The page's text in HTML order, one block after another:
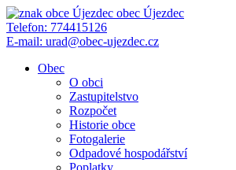
obec Újezdec
Telefon: 774415126
E-mail: urad@obec-ujezdec.cz
Obec
O obci
Zastupitelstvo
Rozpočet
Historie obce
Fotogalerie
Odpadové hospodářství
Poplatky